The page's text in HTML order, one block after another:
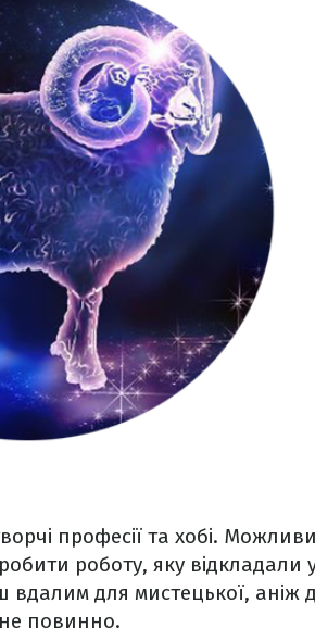
професії та хобі.
роботу, яку відкладали
для мистецької, аніж
повинно.